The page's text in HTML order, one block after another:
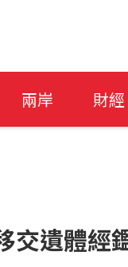
兩岸 財經
交遺體經